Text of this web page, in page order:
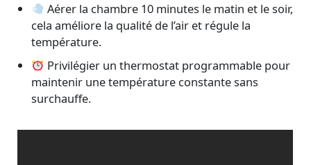
Aérer la chambre 10 minutes le matin et le soir,
cela améliore la qualité de l’air et régule la
température.
Privilégier un thermostat programmable pour
maintenir une température constante sans
surchauffe.